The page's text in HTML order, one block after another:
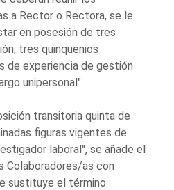
a Rector o Rectora, se le
en posesión de tres
tres quinquenios
de experiencia de gestión
unipersonal".
transitoria quinta de
figuras vigentes de
laboral", se añade el
Colaboradores/as con
sustituye el término